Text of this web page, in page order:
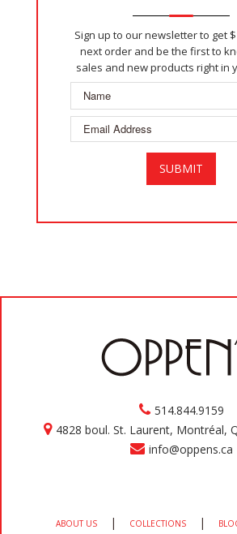
Sign up to our newsletter to get
next order and be the first to
sales and new products right in
514.844.9159
4828 boul. St. Laurent, Montréal,
info@oppens.ca
ABOUT US | COLLECTIONS |